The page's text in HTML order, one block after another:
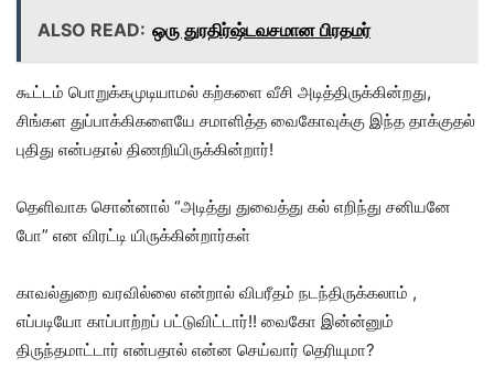
ALSO READ: ஒரு துரதிர்ஷ்டவசமான பிரதமர்
கூட்டம் பொறுக்கமுடியாமல் கற்களை வீசி அடித்திருக்கின்றது,
சிங்கள துப்பாக்கிகளையே சமாளித்த வைகோவுக்கு இந்த தாக்குதல்
புதிது என்பதால் திணறியிருக்கின்றார்!
தெளிவாக சொன்னால் “அடித்து துவைத்து கல் எறிந்து சனியனே
போ” என விரட்டி யிருக்கின்றார்கள்
காவல்துறை வரவில்லை என்றால் விபரீதம் நடந்திருக்கலாம் ,
எப்படியோ காப்பாற்றப் பட்டுவிட்டார்!! வைகோ இன்ன்னும்
திருந்தமாட்டார் என்பதால் என்ன செய்வார் தெரியுமா?